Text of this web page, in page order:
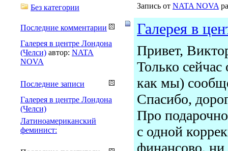
Запись от NATA NOVA
Галерея в
Привет,
Только
как мы)
Спасибо,
Про
с одной
финансово,
Без категории
Последние комментарии
Галерея в центре Лондона
(Челси) автор: NATA
NOVA
Последние записи
Галерея в центре Лондона
(Челси)
Латиноамериканский
феминист: